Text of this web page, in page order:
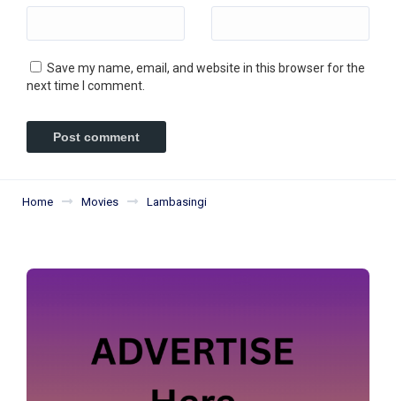
Save my name, email, and website in this browser for the
next time I comment.
Home Movies Lambasingi